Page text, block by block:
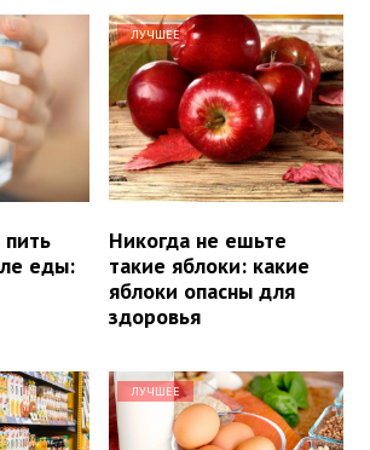
еды:
ЛУЧШЕЕ
Никогда не ешьте
такие яблоки: какие
яблоки опасны для
здоровья
ЛУЧШЕЕ